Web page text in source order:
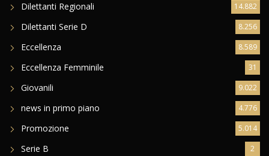
Dilettanti Regionali 14.882
Dilettanti Serie D 8.256
Eccellenza 8.589
Eccellenza Femminile 31
Giovanili 9.022
news in primo piano 4.776
Promozione 5.014
Serie B 2